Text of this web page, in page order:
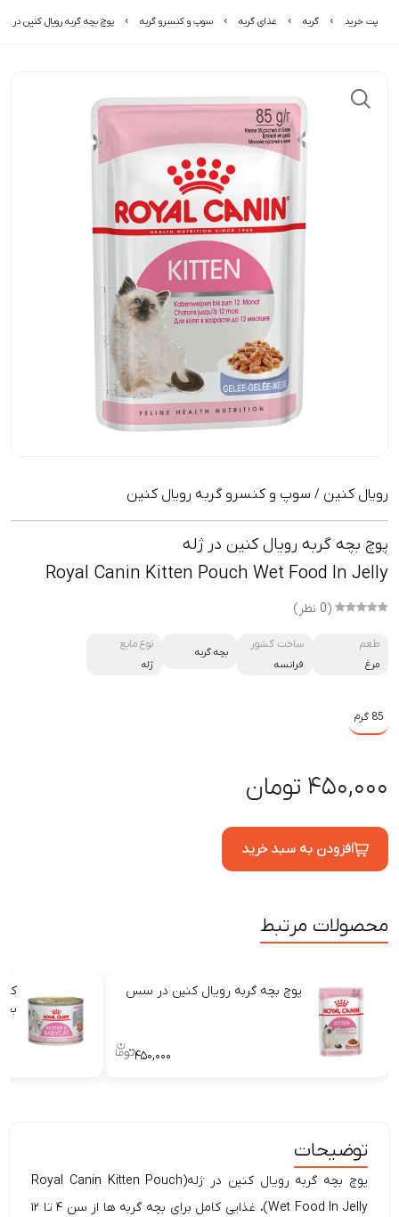
پت خرید گربه غذای گربه سوپ و کنسرو گربه پوچ بچه گربه رویال کنین در
رویال کنین / سوپ و کنسرو گربه رویال کنین
پوچ بچه گربه رویال کنین در ژله
Royal Canin Kitten Pouch Wet Food In Jelly
(0 نظر)
طعم
مرغ
ساخت کشور
فرانسه
بچه گربه
نوع مایع
ژله
85 گرم
۴۵۰,۰۰۰ تومان
افزودن به سبد خرید
محصولات مرتبط
پوچ بچه گربه رویال کنین در سس
۴۵۰,۰۰۰
توضیحات
پوچ بچه گربه رویال کنین در ژله(Royal Canin Kitten Pouch
Wet Food In Jelly)، غذایی کامل برای بچه گربه ها از سن ۴ تا ۱۲